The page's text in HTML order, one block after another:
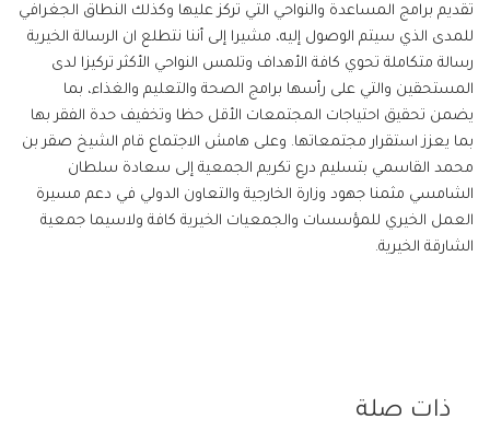
تقديم برامج المساعدة والنواحي التي تركز عليها وكذلك النطاق الجغرافي
للمدى الذي سيتم الوصول إليه، مشيرا إلى أننا نتطلع ان الرسالة الخيرية
رسالة متكاملة تحوي كافة الأهداف وتلمس النواحي الأكثر تركيزا لدى
المستحقين والتي على رأسها برامج الصحة والتعليم والغذاء، بما
يضمن تحقيق احتياجات المجتمعات الأقل حظا وتخفيف حدة الفقر بها
بما يعزز استقرار مجتمعاتها. وعلى هامش الاجتماع قام الشيخ صقر بن
محمد القاسمي بتسليم درع تكريم الجمعية إلى سعادة سلطان
الشامسي مثمنا جهود وزارة الخارجية والتعاون الدولي في دعم مسيرة
العمل الخيري للمؤسسات والجمعيات الخيرية كافة ولاسيما جمعية
الشارقة الخيرية.
ذات صلة